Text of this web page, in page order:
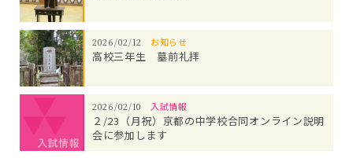
2026/02/12 お知らせ
高校三年生 墓前礼拝
2026/02/10 入試情報
２/23（月祝）京都の中学校合同オンライン説明
会に参加します